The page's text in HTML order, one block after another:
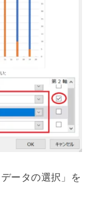
ータの選択」を